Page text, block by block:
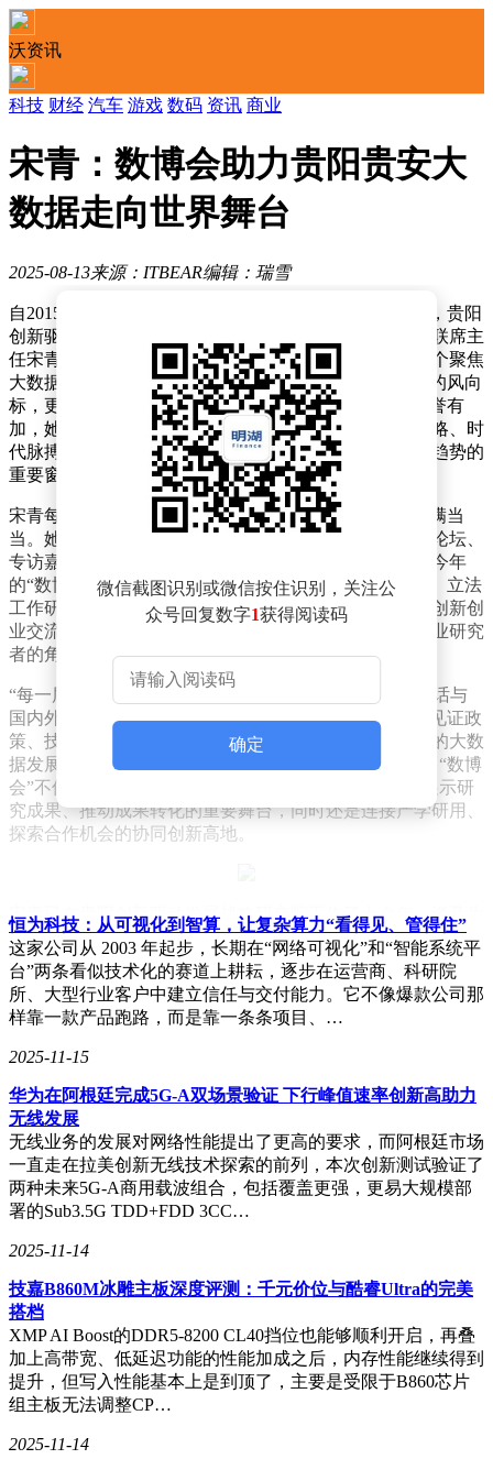
沃资讯
科技 财经 汽车 游戏 数码 资讯 商业
宋青：数博会助力贵阳贵安大
数据走向世界舞台
2025-08-13来源：ITBEAR编辑：瑞雪
自2015年首届大数据博览会（简称“数博会”）启幕以来，贵阳
创新驱动发展战略研究院院长、大数据战略重点实验室联席主
任宋青及其团队便成为了这一盛会的常客。作为全球首个聚焦
大数据主题的博览会，“数博会”不仅是全球大数据发展的风向
标，更是业界权威的国际交流平台。宋青对“数博会”赞誉有
加，她认为每届博览会的年度主题都深刻反映了国家战略、时
代脉搏，以及对相关产业的敏锐洞察，是洞察产业变革趋势的
重要窗口。
宋青每年参与“数博会”时都会精心准备，日程安排得满满当
当。她不仅致力于发布系列理论研究成果，还积极承办论坛、
专访嘉宾、编写快讯简报，并推动数博会的成果转化。今年
的“数博会”，她受邀参加了《贵阳市数字经济促进条例》立法
工作研讨会、全国数据交易机构研讨会以及青年大数据创新创
业交流活动等，不仅以参会者的身份交流学习，还从专业研究
者的角度，为相关领域的发展积极贡献智慧与建议。
“每一届‘数博会’都非常忙碌，有时一天需要打上百个电话与
国内外专家和企业对接。”宋青坦言，“但能参与其中，见证政
策、技术、资本、人才在贵阳贵安的汇聚，让贵阳贵安的大数
据发展之声传遍全球，我们感到无比自豪。”对她而言，“数博
会”不仅是汲取前沿洞见、碰撞学术思维的平台，更是展示研
究成果、推动成果转化的重要舞台，同时还是连接产学研用、
探索合作机会的协同创新高地。
宋青已在贵阳创新驱动发展战略研究院工作了十余年，谈及为
何选择扎根贵阳贵安，她给出了坚定的答案。贵阳在全国率先
将大数据确立为发展战略，为她提供了一个“换道超车”的宝贵
机会。贵阳拥有清新的空气、凉爽的气候、稳定的地质条件以
及充足的电力资源，是发展数据中心的理想之地。同时，“知
行合一、协力争先”的城市精神也深深打动了她。作为一名长
期致力于政策与战略研究的学者，她希望将学术成果应用于实
为“文件”，“方案”变为“地方立法”，这种“知行合一”的成就感
是其他地方无法比拟的。
在宋青看来，贵州发展大数据战略的关键在于人才。而“数博
会”作为全球大数据领域的重要交流平台，正是破解人才难题
的绝佳机会。她建议贵阳贵安应充分利用“数博会”的契机，既
球数字领域人才的关注，也要建立长效对接机制，如设立人才
专场洽谈会、推动产学研用合作签约，将短期的交流转化为长
期的合作。同时，还需优化人才政策、完善科创配套与生活服
务，将“数博会”的流量转化为人才集聚的增量，为贵州大数据
产业的高质量发展奠定坚实的人才基础。
宋青深感荣幸能与贵阳这座西部城市的发展紧密相连。她希
望“数博会”能够越办越好，影响力不断扩大，成为展示中国大
数据发展成就、汇聚全球大数据资源的国际性盛会与世界级平
微信截图识别或微信按住识别，关注公
众号回复数字1获得阅读码
确定
恒为科技：从可视化到智算，让复杂算力“看得见、管得住”
这家公司从 2003 年起步，长期在“网络可视化”和“智能系统平
台”两条看似技术化的赛道上耕耘，逐步在运营商、科研院
所、大型行业客户中建立信任与交付能力。它不像爆款公司那
样靠一款产品跑路，而是靠一条条项目、…
2025-11-15
华为在阿根廷完成5G-A双场景验证 下行峰值速率创新高助力
无线发展
无线业务的发展对网络性能提出了更高的要求，而阿根廷市场
一直走在拉美创新无线技术探索的前列，本次创新测试验证了
两种未来5G-A商用载波组合，包括覆盖更强，更易大规模部
署的Sub3.5G TDD+FDD 3CC…
2025-11-14
技嘉B860M冰雕主板深度评测：千元价位与酷睿Ultra的完美
搭档
XMP AI Boost的DDR5-8200 CL40挡位也能够顺利开启，再叠
加上高带宽、低延迟功能的性能加成之后，内存性能继续得到
提升，但写入性能基本上是到顶了，主要是受限于B860芯片
组主板无法调整CP…
2025-11-14